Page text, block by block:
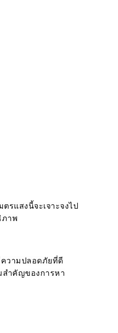
รแสงนี้จะเจาะจงไป
ภาพ
ความปลอดภัยที่ดี
สำคัญของการหา